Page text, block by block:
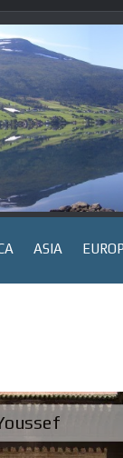
ASIA